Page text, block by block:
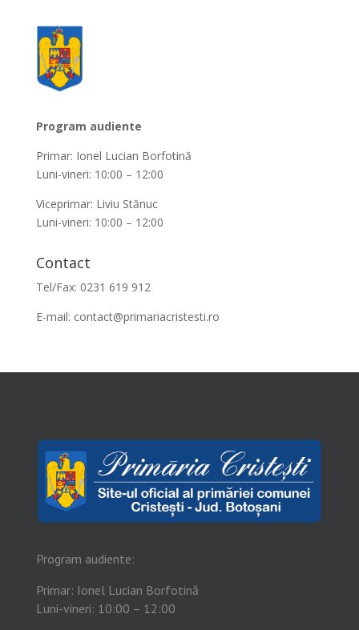
Program audiente
Primar: Ionel Lucian Borfotină
Luni-vineri: 10:00 – 12:00
Viceprimar: Liviu Stănuc
Luni-vineri: 10:00 – 12:00
Contact
Tel/Fax: 0231 619 912
E-mail: contact@primariacristesti.ro
Program audiente:
Primar: Ionel Lucian Borfotină
Luni-vineri: 10:00 – 12:00